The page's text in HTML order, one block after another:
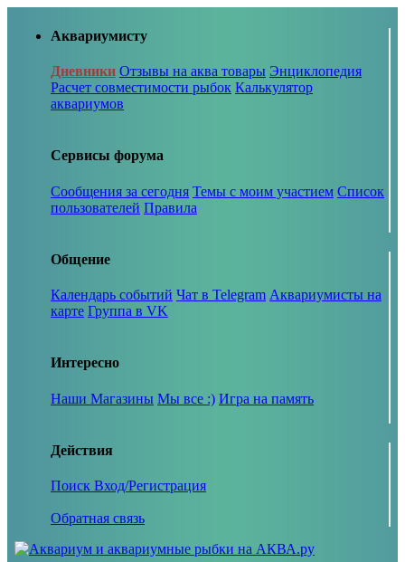
Аквариумисту
Дневники Отзывы на аква товары Энциклопедия
Расчет совместимости рыбок Калькулятор
аквариумов
Сервисы форума
Сообщения за сегодня Темы с моим участием Список
пользователей Правила
Общение
Календарь событий Чат в Telegram Аквариумисты на
карте Группа в VK
Интересно
Наши Магазины Мы все :) Игра на память
Действия
Поиск Вход/Регистрация
Обратная связь